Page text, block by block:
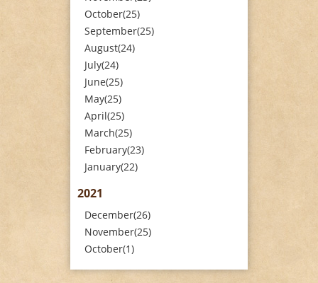
October(25)
September(25)
August(24)
July(24)
June(25)
May(25)
April(25)
March(25)
February(23)
January(22)
2021
December(26)
November(25)
October(1)